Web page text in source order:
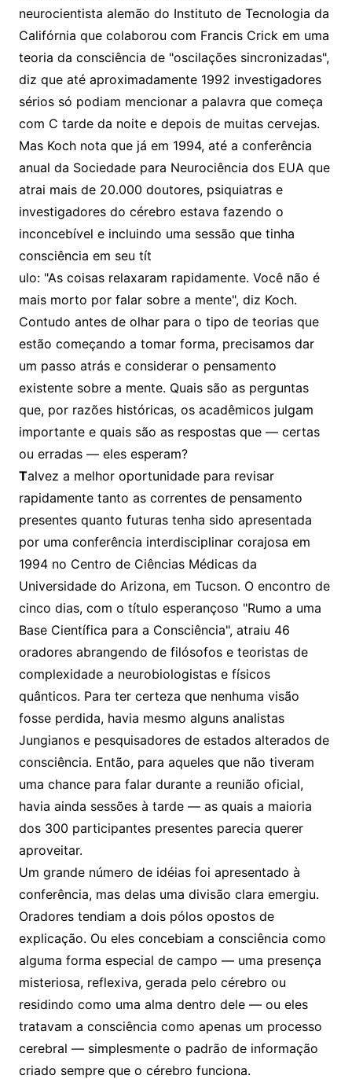
neurocientista alemão do Instituto de Tecnologia da
Califórnia que colaborou com Francis Crick em uma
teoria da consciência de "oscilações sincronizadas",
diz que até aproximadamente 1992 investigadores
sérios só podiam mencionar a palavra que começa
com C tarde da noite e depois de muitas cervejas.
Mas Koch nota que já em 1994, até a conferência
anual da Sociedade para Neurociência dos EUA que
atrai mais de 20.000 doutores, psiquiatras e
investigadores do cérebro estava fazendo o
inconcebível e incluindo uma sessão que tinha
consciência em seu tít
ulo: "As coisas relaxaram rapidamente. Você não é
mais morto por falar sobre a mente", diz Koch.
Contudo antes de olhar para o tipo de teorias que
estão começando a tomar forma, precisamos dar
um passo atrás e considerar o pensamento
existente sobre a mente. Quais são as perguntas
que, por razões históricas, os acadêmicos julgam
importante e quais são as respostas que — certas
ou erradas — eles esperam?
Talvez a melhor oportunidade para revisar
rapidamente tanto as correntes de pensamento
presentes quanto futuras tenha sido apresentada
por uma conferência interdisciplinar corajosa em
1994 no Centro de Ciências Médicas da
Universidade do Arizona, em Tucson. O encontro de
cinco dias, com o título esperançoso "Rumo a uma
Base Científica para a Consciência", atraiu 46
oradores abrangendo de filósofos e teoristas de
complexidade a neurobiologistas e físicos
quânticos. Para ter certeza que nenhuma visão
fosse perdida, havia mesmo alguns analistas
Jungianos e pesquisadores de estados alterados de
consciência. Então, para aqueles que não tiveram
uma chance para falar durante a reunião oficial,
havia ainda sessões à tarde — as quais a maioria
dos 300 participantes presentes parecia querer
aproveitar.
Um grande número de idéias foi apresentado à
conferência, mas delas uma divisão clara emergiu.
Oradores tendiam a dois pólos opostos de
explicação. Ou eles concebiam a consciência como
alguma forma especial de campo — uma presença
misteriosa, reflexiva, gerada pelo cérebro ou
residindo como uma alma dentro dele — ou eles
tratavam a consciência como apenas um processo
cerebral — simplesmente o padrão de informação
criado sempre que o cérebro funciona.